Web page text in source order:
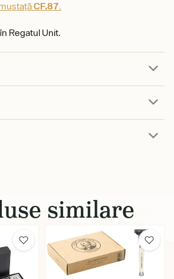
CF.87.
Regatul Unit.
similare